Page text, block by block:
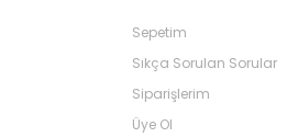
Sepetim
Sıkça Sorulan Sorular
Siparişlerim
Üye Ol